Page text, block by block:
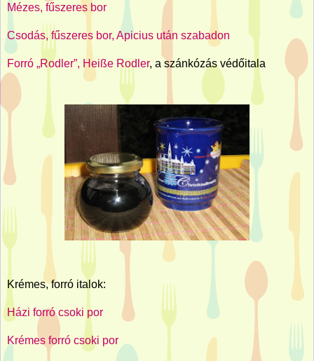
Mézes, fűszeres bor
Csodás, fűszeres bor, Apicius után szabadon
Forró „Rodler”, Heiße Rodler, a szánkózás védőitala
Krémes, forró italok:
Házi forró csoki por
Krémes forró csoki por